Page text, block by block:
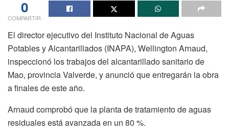
0
COMPARTIR
El director ejecutivo del Instituto Nacional de Aguas
Potables y Alcantarillados (INAPA), Wellington Arnaud,
inspeccionó los trabajos del alcantarillado sanitario de
Mao, provincia Valverde, y anunció que entregarán la obra
a finales de este año.
Arnaud comprobó que la planta de tratamiento de aguas
residuales está avanzada en un 80 %.